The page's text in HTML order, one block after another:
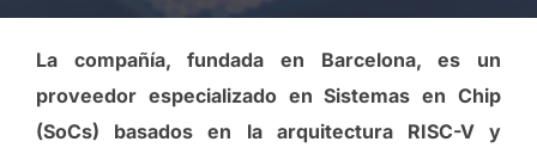
La compañía, fundada en Barcelona, es un
proveedor especializado en Sistemas en Chip
(SoCs) basados en la arquitectura RISC-V y